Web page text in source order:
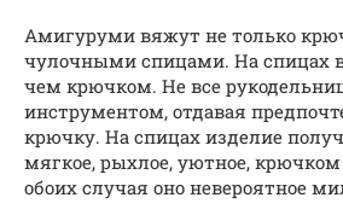
Амигуруми вяжут не только
чулочными спицами. На спицах
чем крючком. Не все
инструментом, отдавая
крючку. На спицах изделие
мягкое, рыхлое, уютное,
обоих случая оно невероятное